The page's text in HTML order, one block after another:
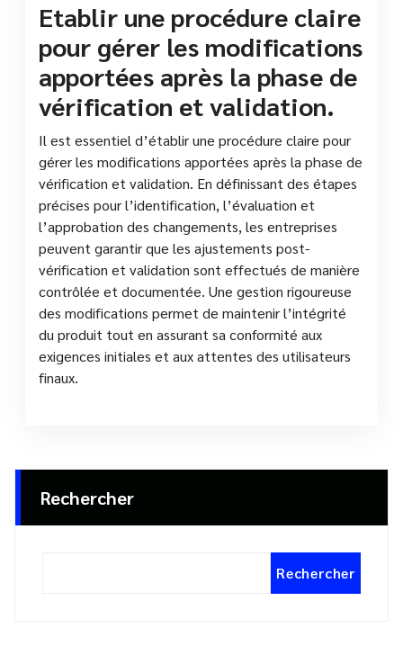
Etablir une procédure claire
pour gérer les modifications
apportées après la phase de
vérification et validation.
Il est essentiel d’établir une procédure claire pour
gérer les modifications apportées après la phase de
vérification et validation. En définissant des étapes
précises pour l’identification, l’évaluation et
l’approbation des changements, les entreprises
peuvent garantir que les ajustements post-
vérification et validation sont effectués de manière
contrôlée et documentée. Une gestion rigoureuse
des modifications permet de maintenir l’intégrité
du produit tout en assurant sa conformité aux
exigences initiales et aux attentes des utilisateurs
finaux.
Rechercher
Rechercher